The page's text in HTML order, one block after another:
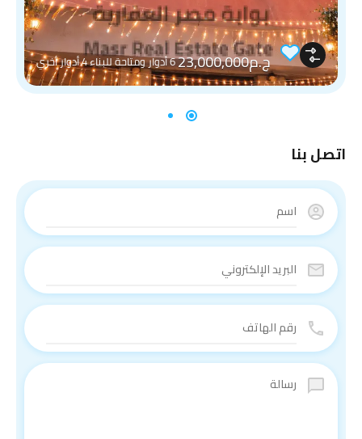
ج.م23,000,000 6 أدوار ومتاحة للبناء 4 أدوار أخري
اتصل بنا